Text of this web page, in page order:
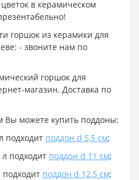
в керамическом
горшок из керамики для
- звоните нам по
горшок для
магазин. Доставка по
Вы можете купить поддоны:
подходит поддон d 5,5 см;
подходит поддон d 11 см;
поддон d 12,5 см;